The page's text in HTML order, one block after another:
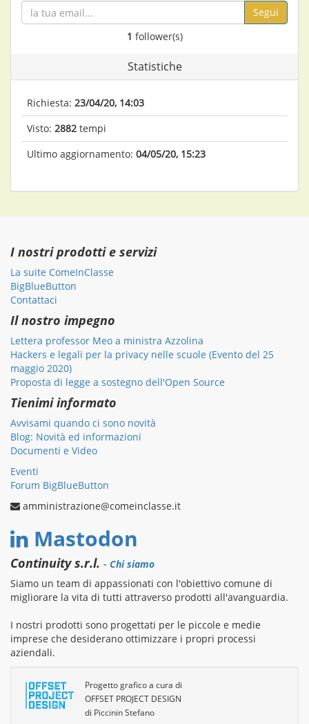
Segui
1 follower(s)
Statistiche
Richiesta: 23/04/20, 14:03
Visto: 2882 tempi
Ultimo aggiornamento: 04/05/20, 15:23
I nostri prodotti e servizi
La suite ComeInClasse
BigBlueButton
Contattaci
Il nostro impegno
Lettera professor Meo a ministra Azzolina
Hackers e legali per la privacy nelle scuole (Evento del 25
maggio 2020)
Proposta di legge a sostegno dell'Open Source
Tienimi informato
Avvisami quando ci sono novità
Blog: Novità ed informazioni
Documenti e Video
Eventi
Forum BigBlueButton
amministrazione@comeinclasse.it
Mastodon
Continuity s.r.l. - Chi siamo
Siamo un team di appassionati con l'obiettivo comune di
migliorare la vita di tutti attraverso prodotti all'avanguardia.
I nostri prodotti sono progettati per le piccole e medie
imprese che desiderano ottimizzare i propri processi
aziendali.
Progetto grafico a cura di
OFFSET PROJECT DESIGN
di Piccinin Stefano